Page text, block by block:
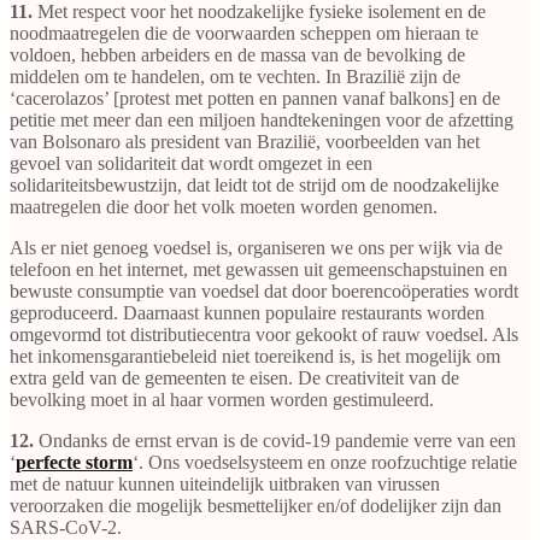
11. Met respect voor het noodzakelijke fysieke isolement en de
noodmaatregelen die de voorwaarden scheppen om hieraan te
voldoen, hebben arbeiders en de massa van de bevolking de
middelen om te handelen, om te vechten. In Brazilië zijn de
‘cacerolazos’ [protest met potten en pannen vanaf balkons] en de
petitie met meer dan een miljoen handtekeningen voor de afzetting
van Bolsonaro als president van Brazilië, voorbeelden van het
gevoel van solidariteit dat wordt omgezet in een
solidariteitsbewustzijn, dat leidt tot de strijd om de noodzakelijke
maatregelen die door het volk moeten worden genomen.
Als er niet genoeg voedsel is, organiseren we ons per wijk via de
telefoon en het internet, met gewassen uit gemeenschapstuinen en
bewuste consumptie van voedsel dat door boerencoöperaties wordt
geproduceerd. Daarnaast kunnen populaire restaurants worden
omgevormd tot distributiecentra voor gekookt of rauw voedsel. Als
het inkomensgarantiebeleid niet toereikend is, is het mogelijk om
extra geld van de gemeenten te eisen. De creativiteit van de
bevolking moet in al haar vormen worden gestimuleerd.
12. Ondanks de ernst ervan is de covid-19 pandemie verre van een
‘perfecte storm‘. Ons voedselsysteem en onze roofzuchtige relatie
met de natuur kunnen uiteindelijk uitbraken van virussen
veroorzaken die mogelijk besmettelijker en/of dodelijker zijn dan
SARS-CoV-2.